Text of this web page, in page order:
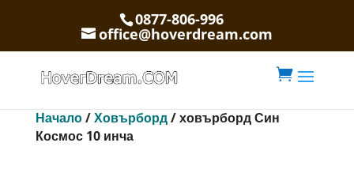
0877-806-996
office@hoverdream.com

Начало/Ховърборд/ ховърборд Син
Космос 10 инча